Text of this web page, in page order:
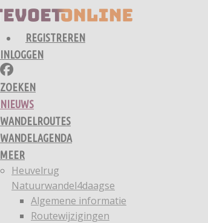
REGISTREREN
INLOGGEN
ZOEKEN
NIEUWS
WANDELROUTES
WANDELAGENDA
MEER
Heuvelrug
Natuurwandel4daagse
Algemene informatie
Routewijzigingen